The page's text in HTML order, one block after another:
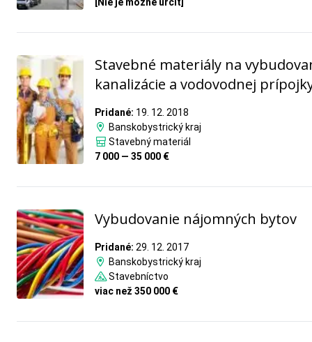
Stavebné materiály na
kanalizácie a vodovodnej
Pridané: 19. 12. 2018
Banskobystrický kraj
Stavebný materiál
7 000 — 35 000 €
Vybudovanie nájomných bytov
Pridané: 29. 12. 2017
Banskobystrický kraj
Stavebníctvo
viac než 350 000 €